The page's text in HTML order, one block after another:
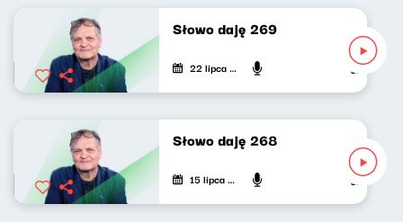
Słowo daję 269
22 lipca 2026 Jarosław
Słowo daję 268
15 lipca 2026 Jarosław